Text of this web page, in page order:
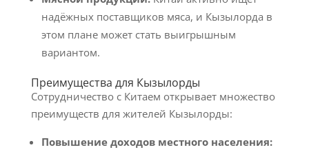
надёжных поставщиков мяса, и Кызылорда в
этом плане может стать выигрышным
вариантом.
Преимущества для Кызылорды
Сотрудничество с Китаем открывает множество
преимуществ для жителей Кызылорды:
Повышение доходов местного населения: